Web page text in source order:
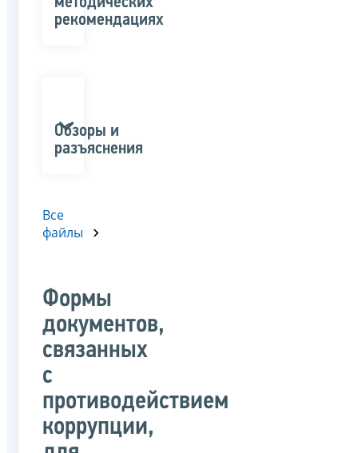
рекомендациях
Обзоры и
разъяснения
Все
файлы
Формы
документов,
связанных
с
противодействием
коррупции,